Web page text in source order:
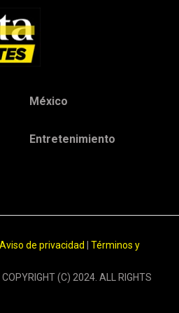
México
Entretenimiento
Aviso de privacidad
Términos y
(C) 2024. ALL RIGHTS